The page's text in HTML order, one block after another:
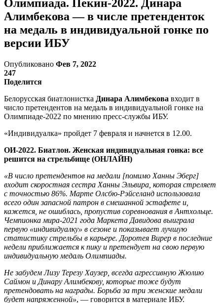
Олимпиада. Пекин-2022. Динара
Алимбекова — в числе претенденток
на медаль в индивидуальной гонке по
версии ИБУ
Опубликовано Фев 7, 2022
247
Поделится
Белорусская биатлонистка Динара Алимбекова входит в
число претендентов на медаль в индивидуальной гонке на
Олимпиаде-2022 по мнению пресс-службы ИБУ.
«Индивидуалка» пройдет 7 февраля и начнется в 12.00.
ОИ-2022. Биатлон. Женская индивидуальная гонка: все
решится на стрельбище (ОНЛАЙН)
«В число претендентов на медали [помимо Ханны Эберг]
входит скоростная сестра Ханны Эльвира, которая стреляет
с точностью 86%. Марте Олсбю-Рэйселанд использовала
всего один запасной патрон в смешанной эстафете и,
кажется, не ошиблась, пропустив соревнования в Антхольце.
Чемпионка мира-2021 года Маркета Давидова выиграла
первую «индивидуалку» в сезоне и показывает лучшую
статистику стрельбы в карьере. Доротея Вирер в последние
недели приближается к пику и претендует на свою первую
индивидуальную медаль Олимпиады.
Не забудем Лизу Терезу Хаузер, всегда агрессивную Жюлию
Саймон и Динару Алимбекову, которые тоже будут
претендовать на награды. Борьба за три женские медали
будет напряженной», — говорится в материале ИБУ.